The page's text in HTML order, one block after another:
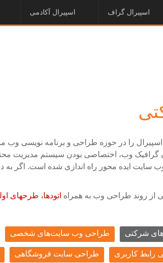
اسپیرال گراف اسپیرال آکادمی
را در حوزه طراحی و برنامه نویسی وب
گرافیک وب، اختصاصی بودن سیستم مدیریت
سایت ایده محور راه اندازی شده است. اگر
از روند طراحی وب به همراه اتودها، طرحهای
شرکتی طراحی وب سایت‌های شخصی
رابط کاربری طراحی سایت فروشگاهی